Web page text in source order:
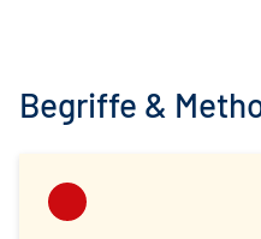
Begriffe &